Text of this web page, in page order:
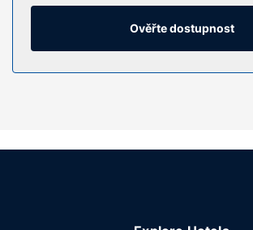
televize s plochou obrazovkou, která
kanály. K vybavení koupelen patří sprcha
vlasů. Další užitečné vybavení a služby:
nepřetržitým provozem. Součástí
Ověřte dostupnost